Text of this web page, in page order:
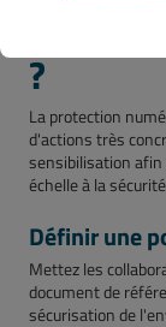
?
La protection
d'actions très
sensibilisation afin
échelle à la
Définir une
Mettez les
document de
sécurisation de